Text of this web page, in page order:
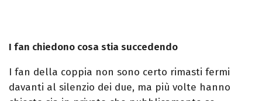
I fan chiedono cosa stia succedendo
I fan della coppia non sono certo rimasti fermi
davanti al silenzio dei due, ma più volte hanno